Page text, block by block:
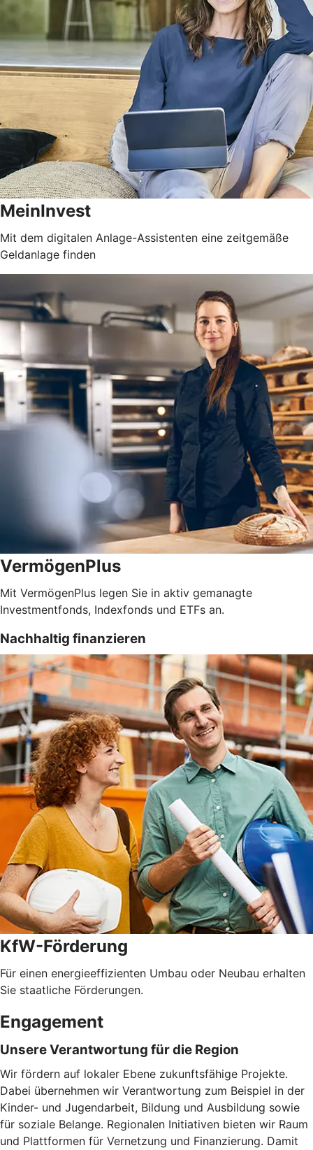
MeinInvest
Mit dem digitalen Anlage-Assistenten eine zeitgemäße
Geldanlage finden
VermögenPlus
Mit VermögenPlus legen Sie in aktiv gemanagte
Investmentfonds, Indexfonds und ETFs an.
Nachhaltig finanzieren
KfW-Förderung
Für einen energieeffizienten Umbau oder Neubau erhalten
Sie staatliche Förderungen.
Engagement
Unsere Verantwortung für die Region
Wir fördern auf lokaler Ebene zukunftsfähige Projekte.
Dabei übernehmen wir Verantwortung zum Beispiel in der
Kinder- und Jugendarbeit, Bildung und Ausbildung sowie
für soziale Belange. Regionalen Initiativen bieten wir Raum
und Plattformen für Vernetzung und Finanzierung. Damit